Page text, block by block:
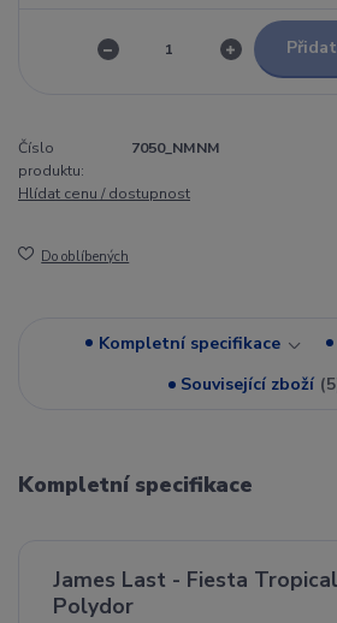
Číslo
produktu:
7050_NMNM
Hlídat cenu / dostupnost
Do oblíbených
Kompletní specifikace
Související zboží 5
Kompletní specifikace
James Last - Fiesta
Polydor